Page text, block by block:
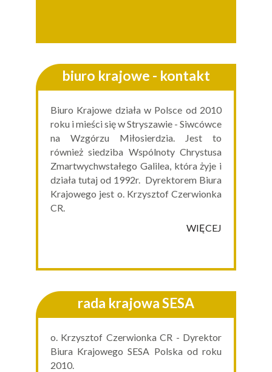
biuro krajowe - kontakt
Biuro Krajowe działa w Polsce od 2010
roku i mieści się w Stryszawie - Siwcówce
na Wzgórzu Miłosierdzia. Jest to
również siedziba Wspólnoty Chrystusa
Zmartwychwstałego Galilea, która żyje i
działa tutaj od 1992r. Dyrektorem Biura
Krajowego jest o. Krzysztof Czerwionka
CR.
WIĘCEJ
rada krajowa SESA
o. Krzysztof Czerwionka CR - Dyrektor
Biura Krajowego SESA Polska od roku
2010.